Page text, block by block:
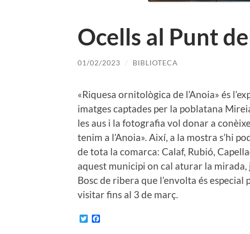
Ocells al Punt
01/02/2023 / BIBLIOTECA
«Riquesa ornitològica de l’Anoia» és
imatges captades per la poblatana
les aus i la fotografia vol donar a
tenim a l’Anoia». Així, a la mostra s’hi
de tota la comarca: Calaf, Rubió,
aquest municipi on cal aturar la
Bosc de ribera que l’envolta és
visitar fins al 3 de març.
Twitter